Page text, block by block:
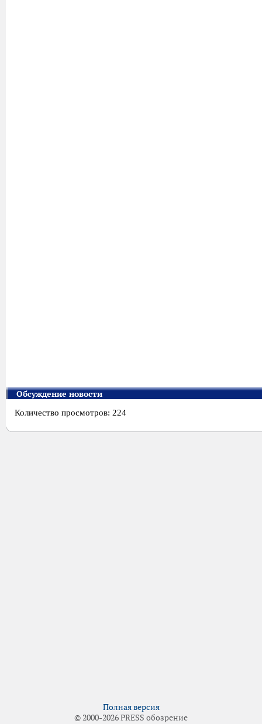
Обсуждение новости
Количество просмотров: 224
Полная версия
© 2000-2026 PRESS обозрение